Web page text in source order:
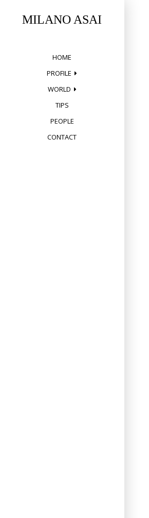
contentMILANO ASAI
HOME
PROFILE
WORLD
TIPS
PEOPLE
CONTACT